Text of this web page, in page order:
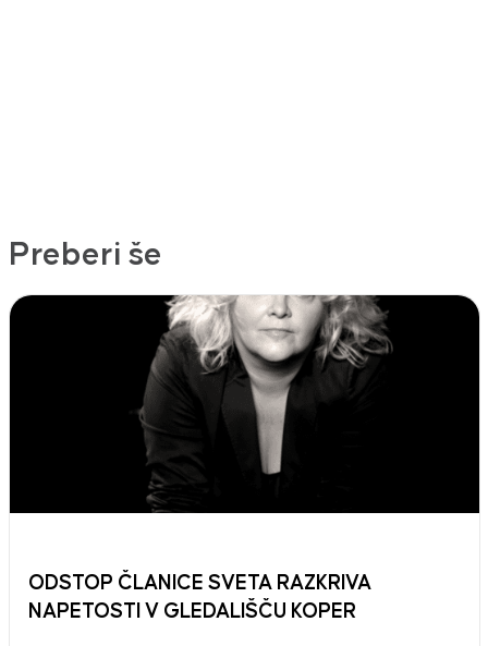
Preberi še
ODSTOP ČLANICE SVETA RAZKRIVA
NAPETOSTI V GLEDALIŠČU KOPER